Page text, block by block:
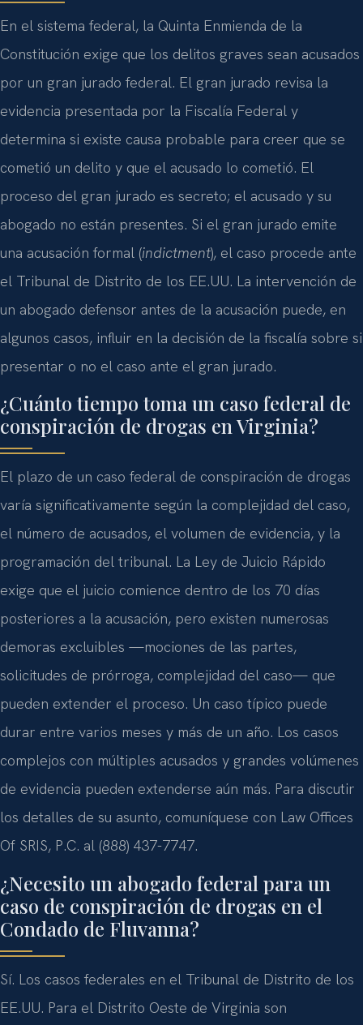
En el sistema federal, la Quinta Enmienda de la
Constitución exige que los delitos graves sean acusados
por un gran jurado federal. El gran jurado revisa la
evidencia presentada por la Fiscalía Federal y
determina si existe causa probable para creer que se
cometió un delito y que el acusado lo cometió. El
proceso del gran jurado es secreto; el acusado y su
abogado no están presentes. Si el gran jurado emite
una acusación formal (indictment), el caso procede ante
el Tribunal de Distrito de los EE.UU. La intervención de
un abogado defensor antes de la acusación puede, en
algunos casos, influir en la decisión de la fiscalía sobre si
presentar o no el caso ante el gran jurado.
¿Cuánto tiempo toma un caso federal de
conspiración de drogas en Virginia?
El plazo de un caso federal de conspiración de drogas
varía significativamente según la complejidad del caso,
el número de acusados, el volumen de evidencia, y la
programación del tribunal. La Ley de Juicio Rápido
exige que el juicio comience dentro de los 70 días
posteriores a la acusación, pero existen numerosas
demoras excluibles —mociones de las partes,
solicitudes de prórroga, complejidad del caso— que
pueden extender el proceso. Un caso típico puede
durar entre varios meses y más de un año. Los casos
complejos con múltiples acusados y grandes volúmenes
de evidencia pueden extenderse aún más. Para discutir
los detalles de su asunto, comuníquese con Law Offices
Of SRIS, P.C. al (888) 437-7747.
¿Necesito un abogado federal para un
caso de conspiración de drogas en el
Condado de Fluvanna?
Sí. Los casos federales en el Tribunal de Distrito de los
EE.UU. Para el Distrito Oeste de Virginia son